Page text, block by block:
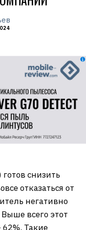
снизить
отказаться от
негативно
всего этот
Такие